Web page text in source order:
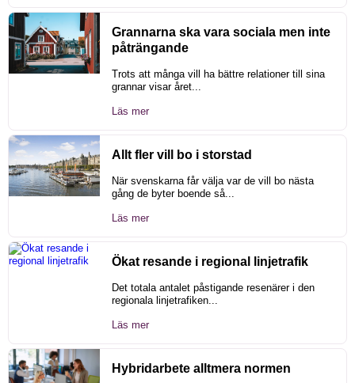
Grannarna ska vara sociala men inte
påträngande
Trots att många vill ha bättre relationer till sina
grannar visar året...
Läs mer
Allt fler vill bo i storstad
När svenskarna får välja var de vill bo nästa
gång de byter boende så...
Läs mer
Ökat resande i regional linjetrafik
Det totala antalet påstigande resenärer i den
regionala linjetrafiken...
Läs mer
Hybridarbete alltmera normen